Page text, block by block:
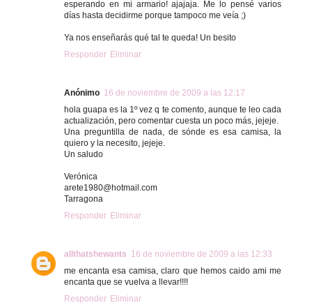
esperando en mi armario! ajajaja. Me lo pensé varios
días hasta decidirme porque tampoco me veía ;)
Ya nos enseñarás qué tal te queda! Un besito
Responder Eliminar
Anónimo 16 de noviembre de 2009 a las 12:17
hola guapa es la 1º vez q te comento, aunque te leo cada
actualización, pero comentar cuesta un poco más, jejeje.
Una preguntilla de nada, de sónde es esa camisa, la
quiero y la necesito, jejeje.
Un saludo
Verónica
arete1980@hotmail.com
Tarragona
Responder Eliminar
allthatshewants 16 de noviembre de 2009 a las 12:33
me encanta esa camisa, claro que hemos caido ami me
encanta que se vuelva a llevar!!!!
Responder Eliminar